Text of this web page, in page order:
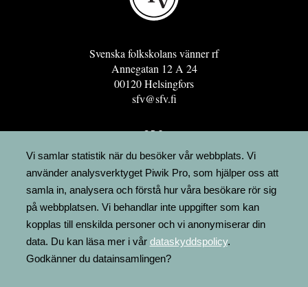
Svenska folkskolans vänner rf
Annegatan 12 A 24
00120 Helsingfors
sfv@sfv.fi
GRO
FÖRENINGSRESURSEN
MINNESRUNOR.FI
UPPSLAGSVERKET FINLAND
LÄGENHETER
FAKTURERING
Vi samlar statistik när du besöker vår webbplats. Vi
använder analysverktyget Piwik Pro, som hjälper oss att
samla in, analysera och förstå hur våra besökare rör sig
på webbplatsen. Vi behandlar inte uppgifter som kan
kopplas till enskilda personer och vi anonymiserar din
data. Du kan läsa mer i vår dataskyddspolicy.
Godkänner du datainsamlingen?